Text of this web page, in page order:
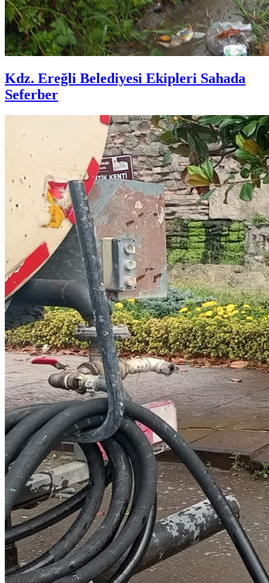
Kdz. Ereğli Belediyesi Ekipleri Sahada
Seferber